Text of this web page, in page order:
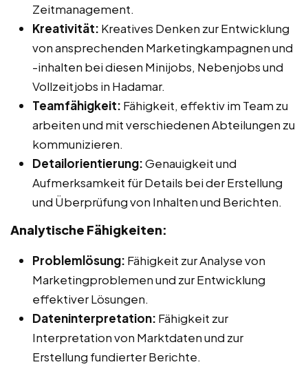
Zeitmanagement.
Kreativität: Kreatives Denken zur Entwicklung
von ansprechenden Marketingkampagnen und
-inhalten bei diesen Minijobs, Nebenjobs und
Vollzeitjobs in Hadamar.
Teamfähigkeit: Fähigkeit, effektiv im Team zu
arbeiten und mit verschiedenen Abteilungen zu
kommunizieren.
Detailorientierung:Genauigkeit und
Aufmerksamkeit für Details bei der Erstellung
und Überprüfung von Inhalten und Berichten.
Analytische Fähigkeiten:
Problemlösung: Fähigkeit zur Analyse von
Marketingproblemen und zur Entwicklung
effektiver Lösungen.
Dateninterpretation: Fähigkeit zur
Interpretation von Marktdaten und zur
Erstellung fundierter Berichte.